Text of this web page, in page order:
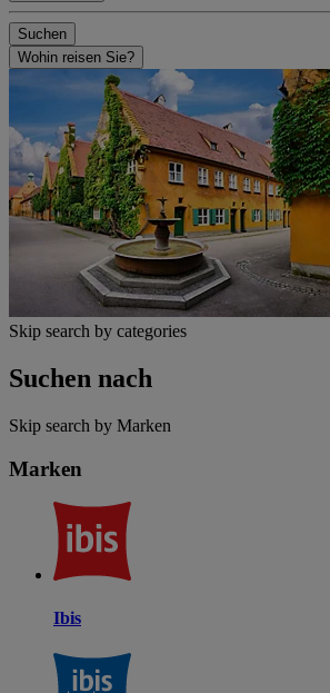
Suchen
Wohin reisen Sie?
Skip search by categories
Suchen nach
Skip search by Marken
Marken
Ibis